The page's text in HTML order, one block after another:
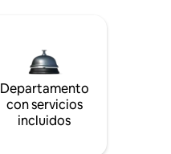
Departamento
con servicios
incluidos